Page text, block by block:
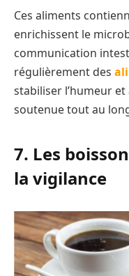
Ces aliments
enrichissent le
communication
régulièrement des
stabiliser l’humeur
soutenue tout au
7. Les
la vigilance